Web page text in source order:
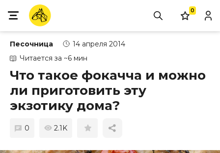
0
Песочница
14 апреля 2014
Читается за ~6 мин
Что такое фокачча и можно
ли приготовить эту
экзотику дома?
0 2.1K